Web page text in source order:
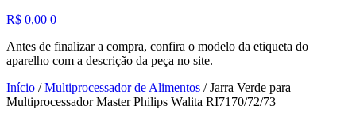
R$ 0,00 0
Antes de finalizar a compra, confira o modelo da etiqueta do
aparelho com a descrição da peça no site.
Início /Multiprocessador de Alimentos /Jarra Verde para
Multiprocessador Master Philips Walita RI7170/72/73